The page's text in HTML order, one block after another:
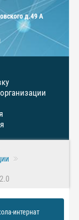
д.49 А
интернат